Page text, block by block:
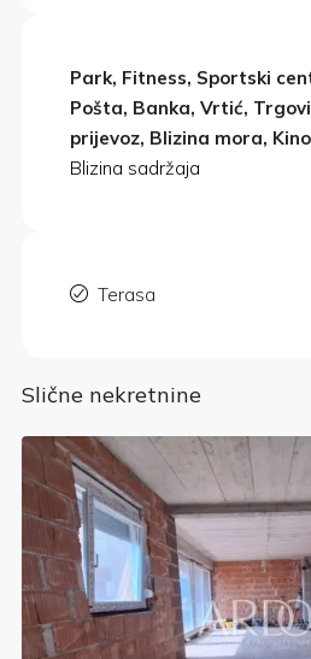
Park, Fitness, Sportski
Pošta, Banka, Vrtić,
prijevoz, Blizina mora,
Blizina sadržaja
Terasa
Slične nekretnine